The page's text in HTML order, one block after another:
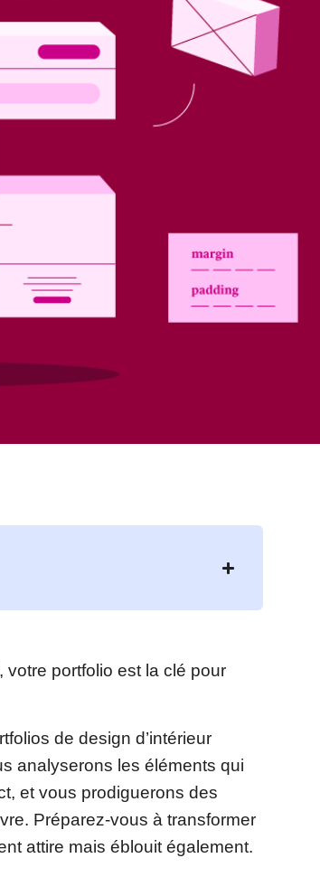
portfolio est la clé pour
de design d’intérieur
analyserons les éléments qui
et vous prodiguerons des
Préparez-vous à transformer
attire mais éblouit également.